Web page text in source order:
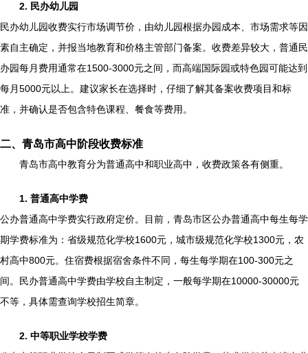
2. 民办幼儿园
民办幼儿园收费实行市场调节价，由幼儿园根据办园成本、市场需求等因
素自主确定，并报当地教育和价格主管部门备案。收费差异较大，普通民
办园每月费用通常在1500-3000元之间，而高端国际园或特色园可能达到
每月5000元以上。建议家长在选择时，仔细了解其备案收费项目和标
准，并确认是否包含特色课程、餐食等费用。
二、青岛市高中阶段收费标准
青岛市高中教育分为普通高中和职业高中，收费政策各有侧重。
1. 普通高中学费
公办普通高中学费实行政府定价。目前，青岛市区公办普通高中每生每学
期学费标准为：省级规范化学校1600元，城市级规范化学校1300元，农
村高中800元。住宿费根据宿舍条件不同，每生每学期在100-300元之
间。民办普通高中学费由学校自主制定，一般每学期在10000-30000元
不等，具体需查询学校招生简章。
2. 中等职业学校学费